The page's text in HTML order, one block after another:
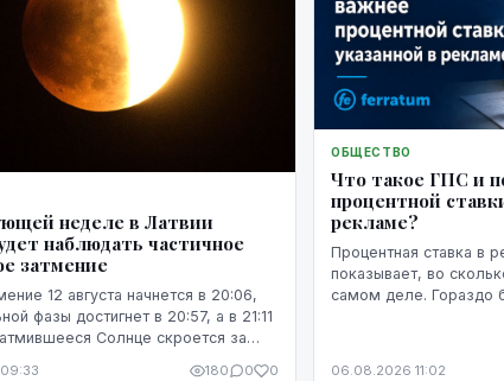
неделе в Латвии
наблюдать частичное
затмение
12 августа начнется в 20:06,
фазы достигнет в 20:57, а в 21:11
Солнце скроется за
180 0 0
ОБЩЕСТВО
Что такое ГПС и
процентной
рекламе?
Процентная ставка в
показывает, во
самом деле. Гораздо
06.08.2026 11:02